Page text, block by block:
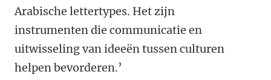
Arabische lettertypes. Het zijn
instrumenten die communicatie en
uitwisseling van ideeën tussen culturen
helpen bevorderen.’